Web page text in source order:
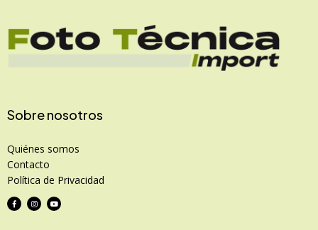
Sobre nosotros
Quiénes somos
Contacto
Política de Privacidad